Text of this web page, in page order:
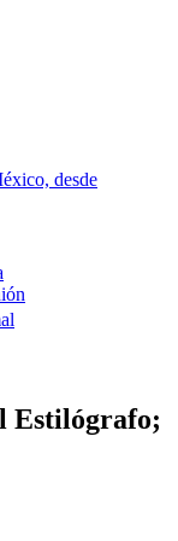
desde
Estilógrafo;